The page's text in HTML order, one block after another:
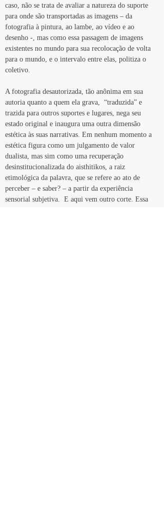
caso, não se trata de avaliar a natureza do suporte
para onde são transportadas as imagens – da
fotografia à pintura, ao lambe, ao vídeo e ao
desenho -, mas como essa passagem de imagens
existentes no mundo para sua recolocação de volta
para o mundo, e o intervalo entre elas, politiza o
coletivo.
A fotografia desautorizada, tão anônima em sua
autoria quanto a quem ela grava,  “traduzida” e
trazida para outros suportes e lugares, nega seu
estado original e inaugura uma outra dimensão
estética às suas narrativas. Em nenhum momento a
estética figura como um julgamento de valor
dualista, mas sim como uma recuperação
desinstitucionalizada do aisthitikos, a raiz
etimológica da palavra, que se refere ao ato de
perceber – e saber? – a partir da experiência
sensorial subjetiva.  E aqui vem outro corte. Essa